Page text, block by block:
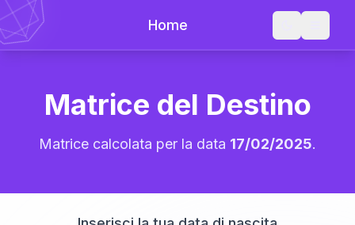
Home
Matrice del Destino
Matrice calcolata per la data 17/02/2025.